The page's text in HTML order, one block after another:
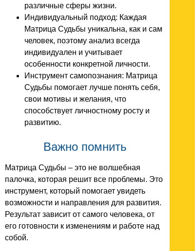
различные сферы жизни.
Индивидуальный подход: Каждая
Матрица Судьбы уникальна, как и сам
человек, поэтому анализ всегда
индивидуален и учитывает
особенности конкретной личности.
Инструмент самопознания: Матрица
Судьбы помогает лучше понять себя,
свои мотивы и желания, что
способствует личностному росту и
развитию.
Важно помнить
Матрица Судьбы – это не волшебная
палочка, которая решит все проблемы. Это
инструмент, который помогает увидеть
возможности и направления для развития.
Результат зависит от самого человека, от
его готовности к изменениям и работе над
собой.